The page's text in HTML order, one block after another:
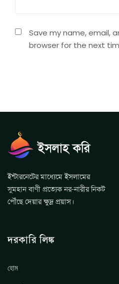
Save my name, email,
browser for the next
ইন্টারনেটের মাধ্যেমে ইসলামের
সুমহান বাণী প্রত্যেক নর-নারীর নিকট
পৌঁছে দেয়ার ক্ষুদ্র প্রয়াস।
দরকারি লিঙ্ক
হোম